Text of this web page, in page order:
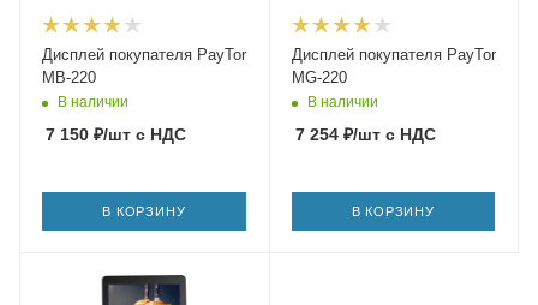
Дисплей покупателя PayTor
MB-220
В наличии
7 150 ₽/шт с НДС
В КОРЗИНУ
Дисплей покупателя PayTor
MG-220
В наличии
7 254₽/штс НДС
В КОРЗИНУ